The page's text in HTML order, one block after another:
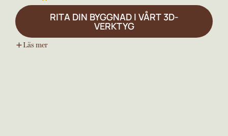
RITA DIN BYGGNAD I VÅRT 3D-
VERKTYG
Läs mer